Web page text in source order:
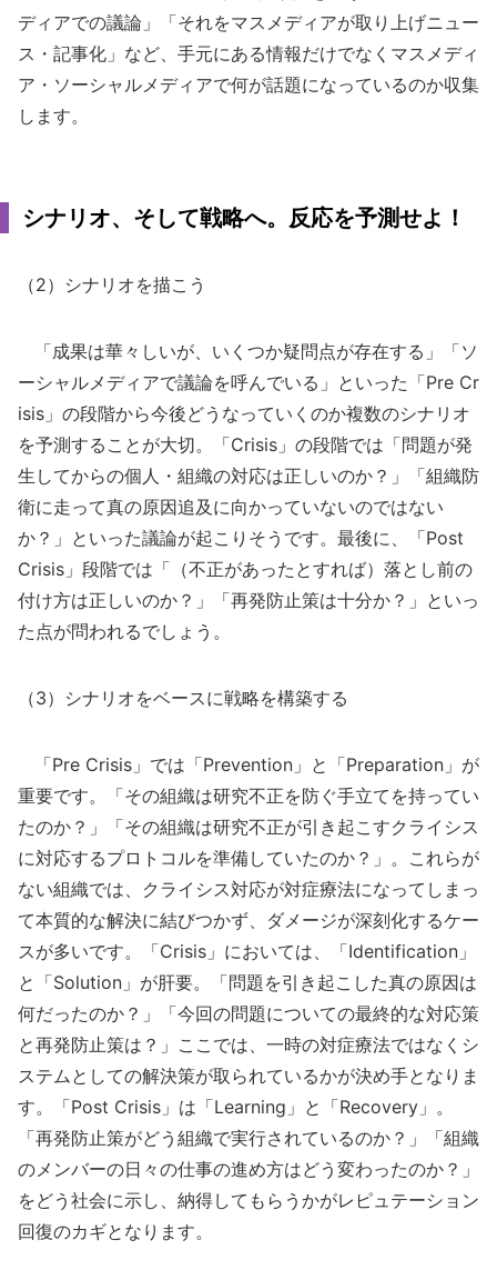
ディアでの議論」「それをマスメディアが取り上げニュー
ス・記事化」など、手元にある情報だけでなくマスメディ
ア・ソーシャルメディアで何が話題になっているのか収集
します。
シナリオ、そして戦略へ。反応を予測せよ！
（2）シナリオを描こう
「成果は華々しいが、いくつか疑問点が存在する」「ソ
ーシャルメディアで議論を呼んでいる」といった「Pre Cr
isis」の段階から今後どうなっていくのか複数のシナリオ
を予測することが大切。「Crisis」の段階では「問題が発
生してからの個人・組織の対応は正しいのか？」「組織防
衛に走って真の原因追及に向かっていないのではない
か？」といった議論が起こりそうです。最後に、「Post
Crisis」段階では「（不正があったとすれば）落とし前の
付け方は正しいのか？」「再発防止策は十分か？」といっ
た点が問われるでしょう。
（3）シナリオをベースに戦略を構築する
「Pre Crisis」では「Prevention」と「Preparation」が
重要です。「その組織は研究不正を防ぐ手立てを持ってい
たのか？」「その組織は研究不正が引き起こすクライシス
に対応するプロトコルを準備していたのか？」。これらが
ない組織では、クライシス対応が対症療法になってしまっ
て本質的な解決に結びつかず、ダメージが深刻化するケー
スが多いです。「Crisis」においては、「Identification」
と「Solution」が肝要。「問題を引き起こした真の原因は
何だったのか？」「今回の問題についての最終的な対応策
と再発防止策は？」ここでは、一時の対症療法ではなくシ
ステムとしての解決策が取られているかが決め手となりま
す。「Post Crisis」は「Learning」と「Recovery」。
「再発防止策がどう組織で実行されているのか？」「組織
のメンバーの日々の仕事の進め方はどう変わったのか？」
をどう社会に示し、納得してもらうかがレピュテーション
回復のカギとなります。